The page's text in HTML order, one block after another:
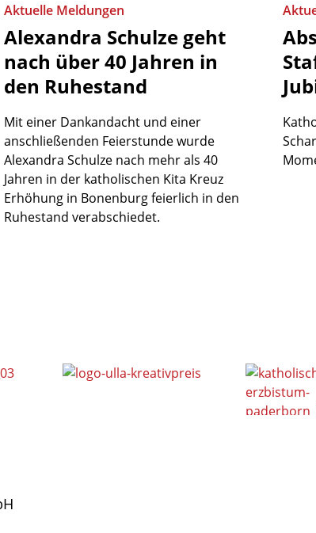
Aktuelle Meldungen
Alexandra Schulze geht
nach über40 Jahren in
den Ruhestand
Mit einer Dankandacht und einer
anschließenden Feierstunde wurde
Alexandra Schulze nach mehr als 40
Jahren in der katholischen Kita Kreuz
Erhöhung in Bonenburg feierlich in den
Ruhestand verabschiedet.